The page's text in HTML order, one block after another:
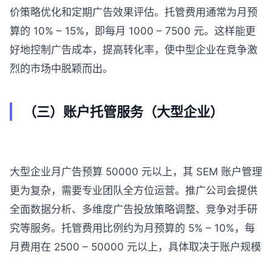
价策略优化和定期广告效果评估。托管费用通常为月预
算的 10% – 15%，即每月 1000 – 7500 元。这样能更
好地控制广告成本，提高转化率，使中型企业在竞争激
烈的市场中脱颖而出。
（三）账户托管服务（大型企业）
大型企业月广告预算 50000 元以上，其 SEM 账户管理
更为复杂，需要专业团队全方位运营。推广公司会提供
全面数据分析、多维度广告投放策略调整、竞争对手研
究等服务。托管费用比例约为月预算的 5% – 10%，每
月费用在 2500 – 50000 元以上，具体取决于账户规模